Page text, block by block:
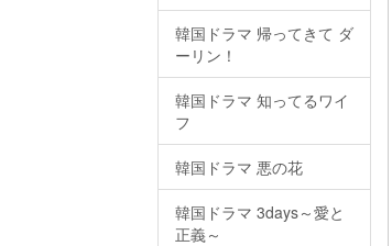
韓国ドラマ 帰ってきて ダ
ーリン！
韓国ドラマ 知ってるワイ
フ
韓国ドラマ 悪の花
韓国ドラマ 3days～愛と
正義～